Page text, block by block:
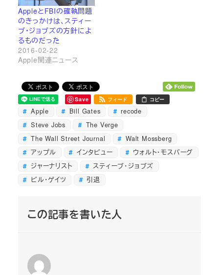
AppleとFBIの確執問題
のきっかけは、スティー
ブ・ジョブズの方針によ
るものだった
2016-02-22
Apple関連ニュース
Save フィード コピー
Apple Bill Gates
recode
Steve Jobs
The Verge
The Wall Street Journal
Walt Mossberg
アップル
インタビュー
ウォルト・モスバーグ
ジャーナリスト
スティーブ・ジョブズ
ビル・ゲイツ
引退
この記事を書いた人